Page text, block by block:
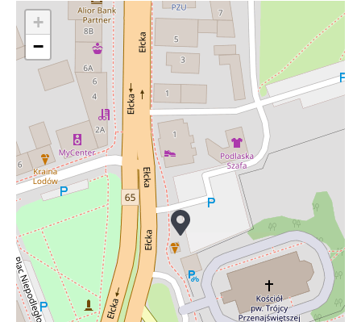
+
−